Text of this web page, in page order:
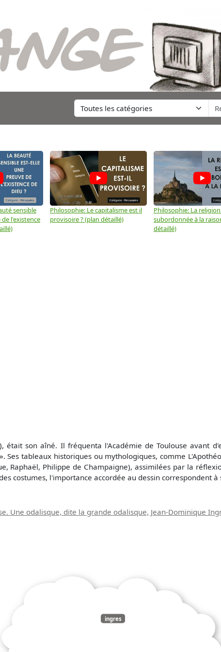
sensible
l'existence
Philosophie: Le capitalisme est il
provisoire ? (plan détaillé)
Philosophie: La
subordonnée à la
détaillé)
était son aîné. Il fréquenta l'Académie de Toulouse avant
tableaux historiques ou mythologiques, comme
Raphaël, Philippe de Champaigne), assimilées par la
costumes, l'importance accordée au dessin correspondent
Une odalisque, dite la grande odalisque, Jean-Dominique
ingres